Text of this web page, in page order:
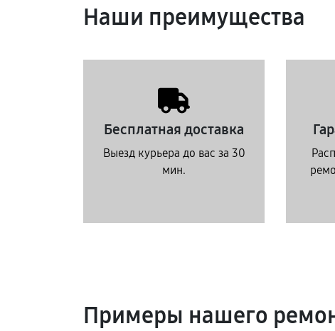
Наши преимущества
Бесплатная доставка
Выезд курьера до вас за 30
мин.
Примеры нашего